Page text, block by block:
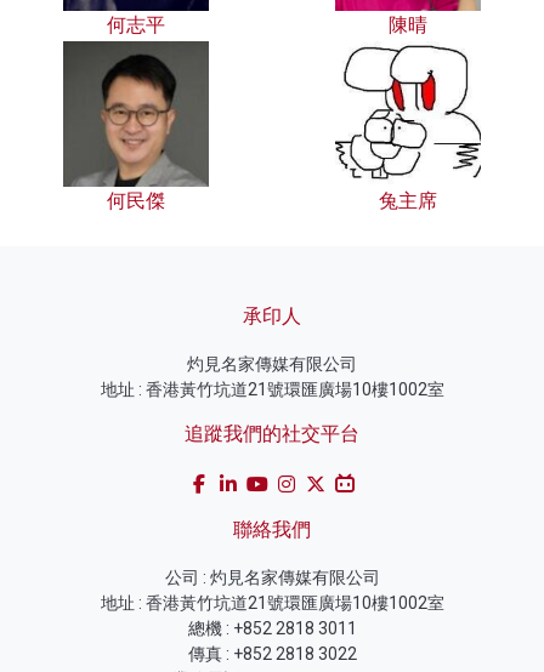
何志平 陳晴
何民傑 兔主席
承印人
灼見名家傳媒有限公司
地址 : 香港黃竹坑道21號環匯廣場10樓1002室
追蹤我們的社交平台
聯絡我們
公司 : 灼見名家傳媒有限公司
地址 : 香港黃竹坑道21號環匯廣場10樓1002室
總機 : +852 2818 3011
傳真 : +852 2818 3022